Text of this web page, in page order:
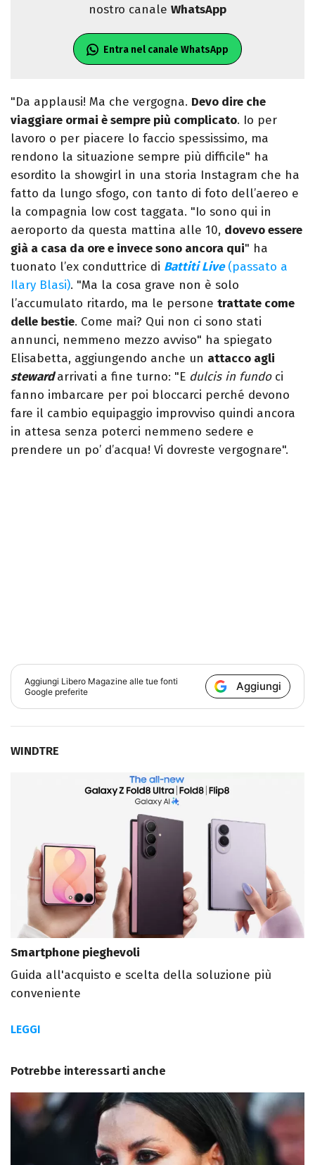
nostro canale WhatsApp
Entra nel canale WhatsApp
"Da applausi! Ma che vergogna. Devo dire che
viaggiare ormai è sempre più complicato. Io per
lavoro o per piacere lo faccio spessissimo, ma
rendono la situazione sempre più difficile" ha
esordito la showgirl in una storia Instagram che ha
fatto da lungo sfogo, con tanto di foto dell’aereo e
la compagnia low cost taggata. "Io sono qui in
aeroporto da questa mattina alle 10, dovevo essere
già a casa da ore e invece sono ancora qui" ha
tuonato l’ex conduttrice di Battiti Live (passato a
Ilary Blasi). "Ma la cosa grave non è solo
l’accumulato ritardo, ma le persone trattate come
delle bestie. Come mai? Qui non ci sono stati
annunci, nemmeno mezzo avviso" ha spiegato
Elisabetta, aggiungendo anche un attacco agli
stewardarrivati a fine turno: "E dulcis in fundoci
fanno imbarcare per poi bloccarci perché devono
fare il cambio equipaggio improvviso quindi ancora
in attesa senza poterci nemmeno sedere e
prendere un po’ d’acqua! Vi dovreste vergognare".
Aggiungi Libero Magazine alle tue fonti
Google preferite
Aggiungi
WINDTRE
Smartphone pieghevoli
Guida all'acquisto e scelta della soluzione più
conveniente
LEGGI
Potrebbe interessarti anche